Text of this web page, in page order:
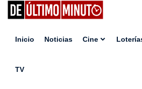
Inicio Noticias Cine
TV